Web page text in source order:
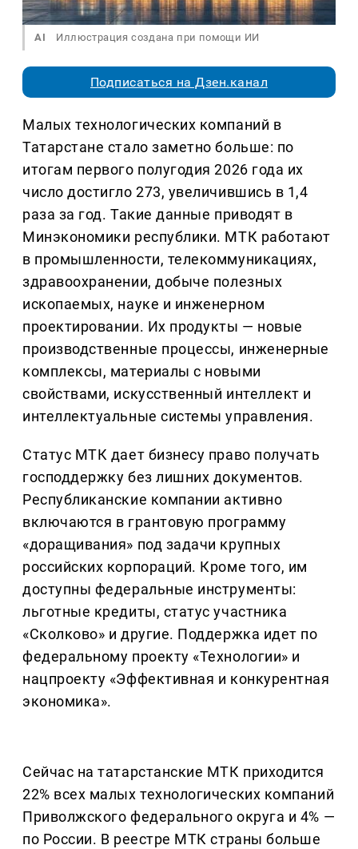
AI Иллюстрация создана при помощи ИИ
Подписаться на Дзен.канал
Малых технологических компаний в
Татарстане стало заметно больше: по
итогам первого полугодия 2026 года их
число достигло 273, увеличившись в 1,4
раза за год. Такие данные приводят в
Минэкономики республики. МТК работают
в промышленности, телекоммуникациях,
здравоохранении, добыче полезных
ископаемых, науке и инженерном
проектировании. Их продукты — новые
производственные процессы, инженерные
комплексы, материалы с новыми
свойствами, искусственный интеллект и
интеллектуальные системы управления.
Статус МТК дает бизнесу право получать
господдержку без лишних документов.
Республиканские компании активно
включаются в грантовую программу
«доращивания» под задачи крупных
российских корпораций. Кроме того, им
доступны федеральные инструменты:
льготные кредиты, статус участника
«Сколково» и другие. Поддержка идет по
федеральному проекту «Технологии» и
нацпроекту «Эффективная и конкурентная
экономика».
Сейчас на татарстанские МТК приходится
22% всех малых технологических компаний
Приволжского федерального округа и 4% —
по России. В реестре МТК страны больше